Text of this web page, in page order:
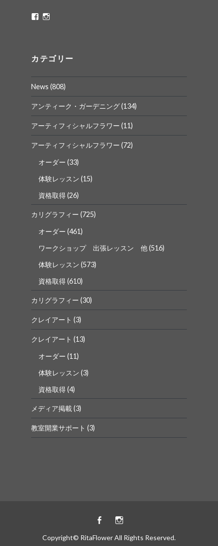
ritaflower.calligraphy
ロ
フ
ー
ル
を
Facebook
で
表
示
ロ
フ
ー
ル
を
Instagram
で
表
示
カテゴリー
News (808)
アンティーク・ガーデニング(134)
アーティフィシャルフラワー (11)
アーティフィシャルフラワー (72)
オーダー (33)
体験レッスン (15)
資格取得(26)
カリグラフィー (725)
オーダー (461)
ワークショップ 出張レッスン 他(516)
体験レッスン (573)
資格取得(610)
カリグラフィー (30)
クレイアート (3)
クレイアート (13)
オーダー (11)
体験レッスン (3)
資格取得(4)
メディア掲載 (3)
教室開業サポート (3)
Facebookinstagram
Copyright© RitaFlower All Rights Reserved.